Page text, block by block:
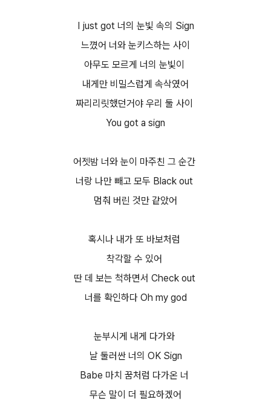
I just got 너의 눈빛 속의 Sign
느꼈어 너와 눈키스하는 사이
아무도 모르게 너의 눈빛이
내게만 비밀스럽게 속삭였어
짜리리릿했던거야 우리 둘 사이
You got a sign
어젯밤 너와 눈이 마주친 그 순간
너랑 나만 빼고 모두 Black out
멈춰 버린 것만 같았어
혹시나 내가 또 바보처럼
착각할 수 있어
딴 데 보는 척하면서 Check out
너를 확인하다 Oh my god
눈부시게 내게 다가와
날 둘러싼 너의 OK Sign
Babe 마치 꿈처럼 다가온 너
무슨 말이 더 필요하겠어